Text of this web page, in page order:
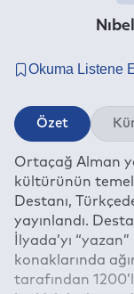
Özet
Ortaçağ Alman
kültürünün
Destanı,
yayınlandı.
İlyada’yı
konaklarında
tarafından